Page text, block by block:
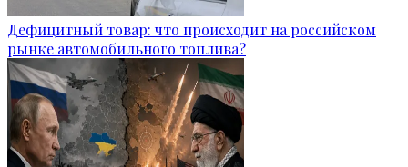
Дефицитный товар: что происходит на российском
рынке автомобильного топлива?